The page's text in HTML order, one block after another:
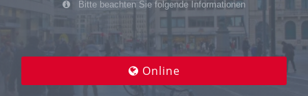
Bitte beachten Sie folgende Informationen
Online